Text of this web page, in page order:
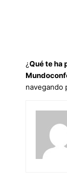
¿Qué te ha
navegando